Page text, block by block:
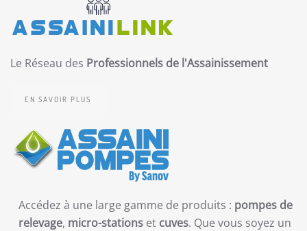
Le Réseau des Professionnels de l'Assainissement
EN SAVOIR PLUS
Accédez à une large gamme de produits : pompes de
relevage, micro-stations et cuves. Que vous soyez un